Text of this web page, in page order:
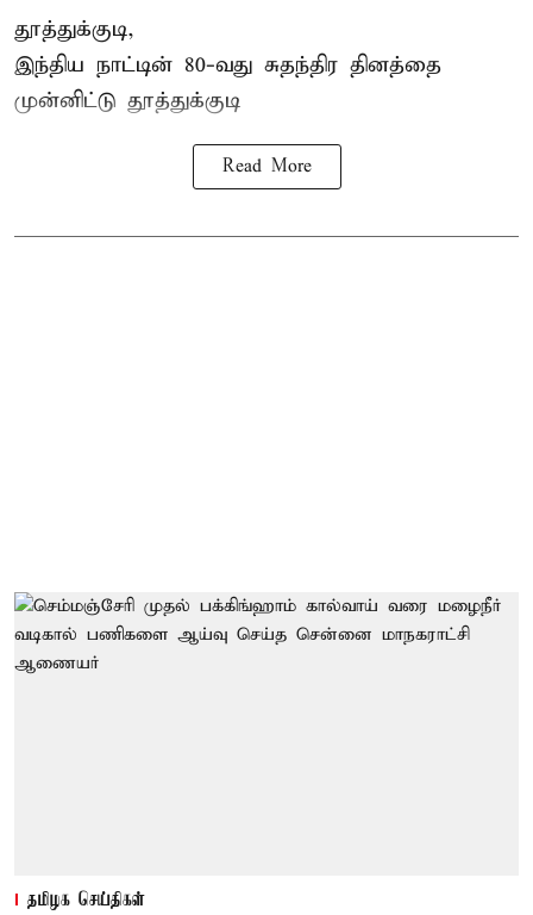
தூத்துக்குடி,
இந்திய நாட்டின் 80-வது சுதந்திர தினத்தை
முன்னிட்டு தூத்துக்குடி
Read More
தமிழக செய்திகள்